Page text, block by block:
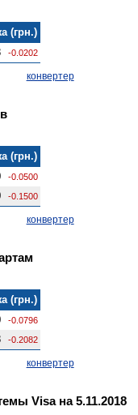
(грн.)
-0.0202
конвертер
(грн.)
-0.0500
-0.1500
конвертер
(грн.)
-0.0796
-0.2082
конвертер
Visa на 5.11.2018